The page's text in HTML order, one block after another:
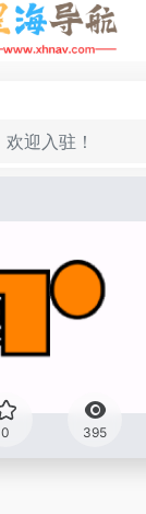
欢迎入驻！
0 395